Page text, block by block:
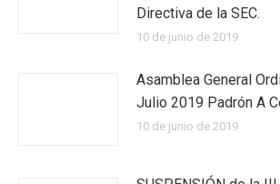
Directiva de la SEC.
10 de junio de 2019
Asamblea General
Julio 2019 Padrón A
10 de junio de 2019